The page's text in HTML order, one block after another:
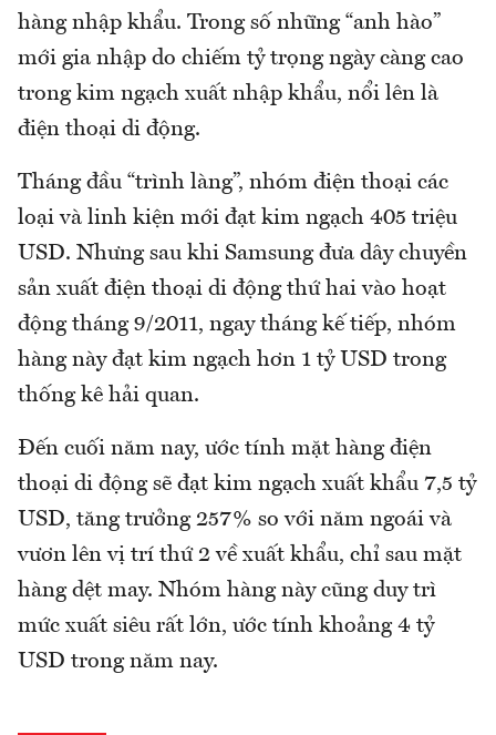
hàng nhập khẩu. Trong số những “anh hào”
mới gia nhập do chiếm tỷ trọng ngày càng cao
trong kim ngạch xuất nhập khẩu, nổi lên là
điện thoại di động.
Tháng đầu “trình làng”, nhóm điện thoại các
loại và linh kiện mới đạt kim ngạch 405 triệu
USD. Nhưng sau khi Samsung đưa dây chuyền
sản xuất điện thoại di động thứ hai vào hoạt
động tháng 9/2011, ngay tháng kế tiếp, nhóm
hàng này đạt kim ngạch hơn 1 tỷ USD trong
thống kê hải quan.
Đến cuối năm nay, ước tính mặt hàng điện
thoại di động sẽ đạt kim ngạch xuất khẩu 7,5 tỷ
USD, tăng trưởng 257% so với năm ngoái và
vươn lên vị trí thứ 2 về xuất khẩu, chỉ sau mặt
hàng dệt may. Nhóm hàng này cũng duy trì
mức xuất siêu rất lớn, ước tính khoảng 4 tỷ
USD trong năm nay.